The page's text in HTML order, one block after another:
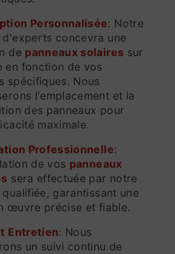
Personnalisée: Notre
d'experts concevra une
de panneaux solaires sur
en fonction de vos
spécifiques. Nous
l'emplacement et la
des panneaux pour
maximale.
Professionnelle:
de vos panneaux
sera effectuée par notre
qualifiée, garantissant une
œuvre précise et fiable.
Entretien: Nous
un suivi continu de